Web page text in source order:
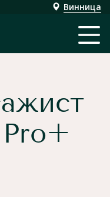
Винница